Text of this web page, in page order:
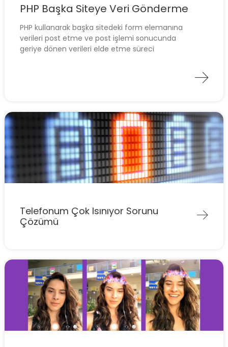
PHP Başka Siteye Veri Gönderme
PHP kullanarak başka sitedeki form elemanına
verileri post etme ve post işlemi sonucunda
geriye dönen verileri elde etme süreci
Telefonum Çok Isınıyor Sorunu
Çözümü